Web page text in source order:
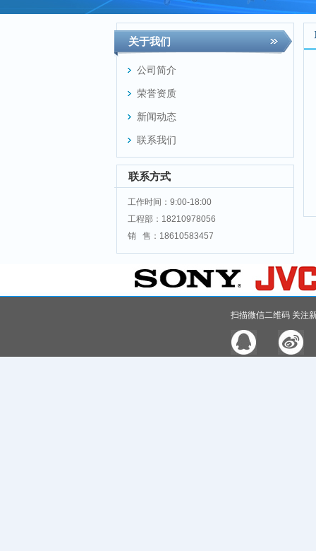
关于我们
公司简介
荣誉资质
新闻动态
联系我们
联系方式
工作时间：9:00-18:00
工程部：18210978056
销 售：18610583457
扫描微信二维码 关注